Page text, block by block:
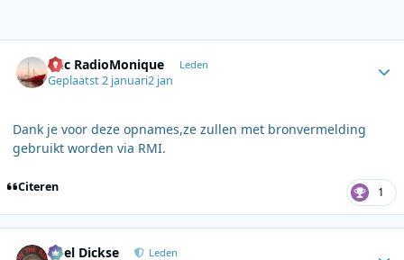
Eric RadioMonique Leden
Geplaatst2 januari2 jan
Dank je voor deze opnames,ze zullen met bronvermelding
gebruikt worden via RMI.
Citeren 1
Roel Dickse Leden